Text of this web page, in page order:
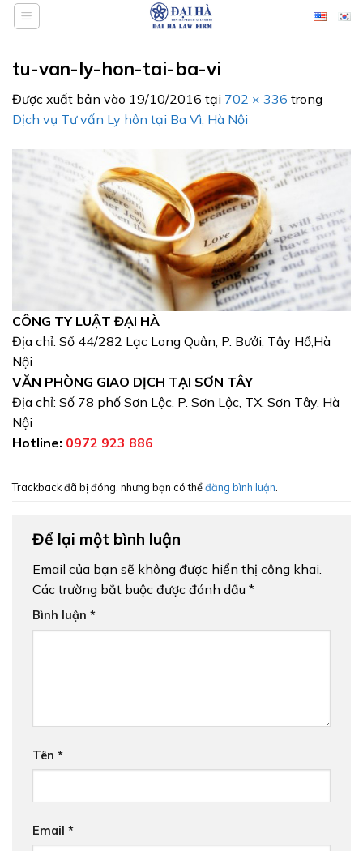
Bỏ
qua
dungtu-van-ly-hon-tai-ba-vi
Được xuất bản vào 19/10/2016 tại 702 × 336 trong
Dịch vụ Tư vấn Ly hôn tại Ba Vì, Hà Nội
CÔNG TY LUẬT ĐẠI HÀ
Địa chỉ: Số 44/282 Lạc Long Quân, P. Bưởi, Tây Hồ,Hà
Nội
VĂN PHÒNG GIAO DỊCH TẠI SƠN TÂY
Địa chỉ: Số 78 phố Sơn Lộc, P. Sơn Lộc, TX. Sơn Tây, Hà
Nội
Hotline: 0972 923 886
Trackback đã bị đóng, nhưng bạn có thểđăng bình luận
Để lại một bình luận
Email của bạn sẽ không được hiển thị công khai.
Các trường bắt buộc được đánh dấu *
Bình luận *
Tên *
Email *